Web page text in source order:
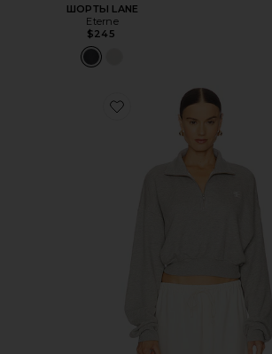
ШОРТЫ LANE
Eterne
$245
Favorite СВИТШОТ С МОЛНИЕЙ